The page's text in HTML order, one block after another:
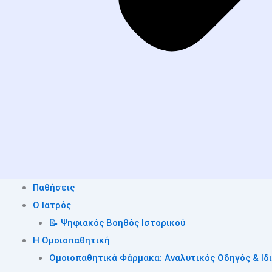
Παθήσεις
O Ιατρός
📝 Ψηφιακός Βοηθός Ιστορικού
Η Ομοιοπαθητική
Ομοιοπαθητικά Φάρμακα: Αναλυτικός Οδηγός &